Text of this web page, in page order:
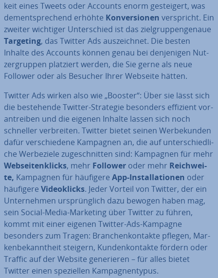
keit eines Tweets oder Accounts enorm ge­stei­gert, was
dem­entspre­chend erhöhte Kon­ver­sio­nen ver­spricht. Ein
zweiter wichtiger Un­ter­schied ist das ziel­grup­pen­ge­naue
Targeting, das Twitter Ads aus­zeich­net. Die besten
Inhalte des Accounts können genau bei den­je­ni­gen Nut­
zer­grup­pen platziert werden, die Sie gerne als neue
Follower oder als Besucher Ihrer Webseite hätten.
Twitter Ads wirken also wie „Booster“: Über sie lässt sich
die be­stehen­de Twitter-Strategie besonders effizient vor­
an­trei­ben und die eigenen Inhalte lassen sich noch
schneller ver­brei­ten. Twitter bietet seinen Wer­be­kun­den
dafür ver­schie­de­ne Kampagnen an, die auf un­ter­schied­li­
che Wer­be­zie­le zu­ge­schnit­ten sind: Kampagnen für mehr
Web­sei­ten­klicks, mehr Follower oder mehr Reich­wei­
te, Kampagnen für häufigere App-In­stal­la­tio­nen oder
häufigere Vi­deo­klicks. Jeder Vorteil von Twitter, der ein
Un­ter­neh­men ur­sprüng­lich dazu bewogen haben mag,
sein Social-Media-Marketing über Twitter zu führen,
kommt mit einer eigenen Twitter-Ads-Kampagne
besonders zum Tragen: Bran­chen­kon­tak­te pflegen, Mar­
ken­be­kannt­heit steigern, Kun­den­kon­tak­te fördern oder
Traffic auf der Website ge­ne­rie­ren – für alles bietet
Twitter einen spe­zi­el­len Kam­pagn­en­ty­pus.